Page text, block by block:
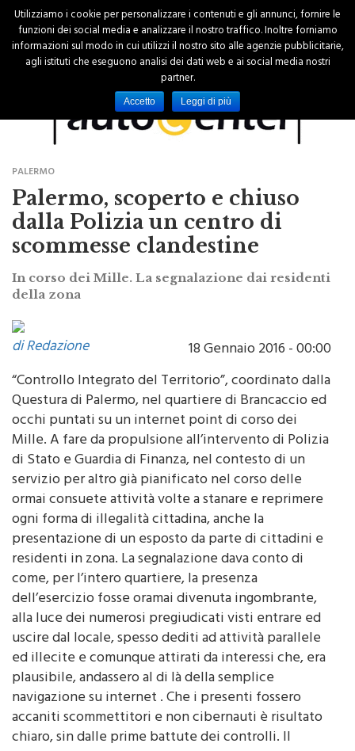
PALERMO
Palermo, scoperto e chiuso
dalla Polizia un centro di
scommesse clandestine
In corso dei Mille. La segnalazione dai residenti
di Redazione
18 Gennaio 2016 - 00:00
“Controllo Integrato del Territorio”, coordinato dalla
Questura di Palermo, nel quartiere di Brancaccio ed
occhi puntati su un internet point di corso dei
Mille. A fare da propulsione all’intervento di Polizia
di Stato e Guardia di Finanza, nel contesto di un
servizio per altro già pianificato nel corso delle
ormai consuete attività volte a stanare e reprimere
ogni forma di illegalità cittadina, anche la
presentazione di un esposto da parte di cittadini e
residenti in zona. La segnalazione dava conto di
come, per l’intero quartiere, la presenza
dell’esercizio fosse oramai divenuta ingombrante,
alla luce dei numerosi pregiudicati visti entrare ed
uscire dal locale, spesso dediti ad attività parallele
ed illecite e comunque attirati da interessi che, era
plausibile, andassero al di là della semplice
navigazione su internet . Che i presenti fossero
accaniti scommettitori e non cibernauti è risultato
Utilizziamo i cookie per personalizzare i contenuti e gli annunci, fornire le
funzioni dei social media e analizzare il nostro traffico. Inoltre forniamo
informazioni sul modo in cui utilizzi il nostro sito alle agenzie pubblicitarie,
agli istituti che eseguono analisi dei dati web e ai social media nostri
partner.
Accetto Leggi di più